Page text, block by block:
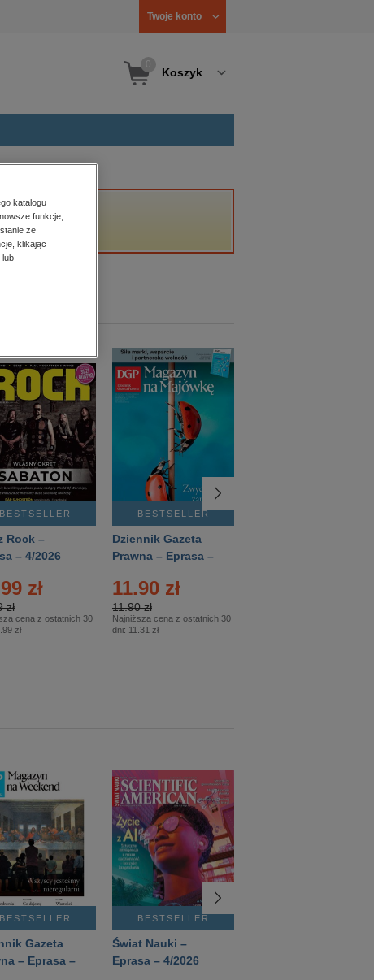
Twoje konto
Koszyk
BESTSELLER
Rock –
– 4/2026
zł
zł
cena z ostatnich 30
zł
BESTSELLER
Dziennik Gazeta
Prawna – Eprasa –
11.90 zł
11.90 zł
Najniższa cena z ostatnich 30
dni: 11.31 zł
BESTSELLER
Gazeta
– Eprasa –
BESTSELLER
Świat Nauki –
Eprasa – 4/2026
katalogu
funkcje,
ze
klikając
lub